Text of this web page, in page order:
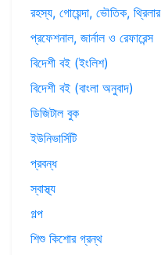
রহস্য, গোয়েন্দা, ভৌতিক, থ্রিলার
প্রফেশনাল, জার্নাল ও রেফারেন্স
বিদেশী বই (ইংলিশ)
বিদেশী বই (বাংলা অনুবাদ)
ডিজিটাল বুক
ইউনিভার্সিটি
প্রবন্ধ
স্বাস্থ্য
গল্প
শিশু কিশোর গ্রন্থ